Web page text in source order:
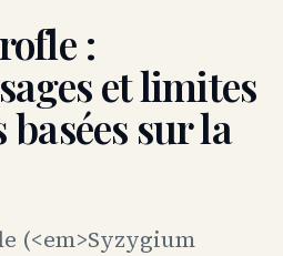
:
et limites
sur la
(<em>Syzygium